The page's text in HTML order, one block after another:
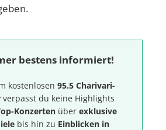
bestens informiert!
kostenlosen 95.5 Charivari-
verpasst du keine Highlights
Konzerten über exklusive
bis hin zu Einblicken in